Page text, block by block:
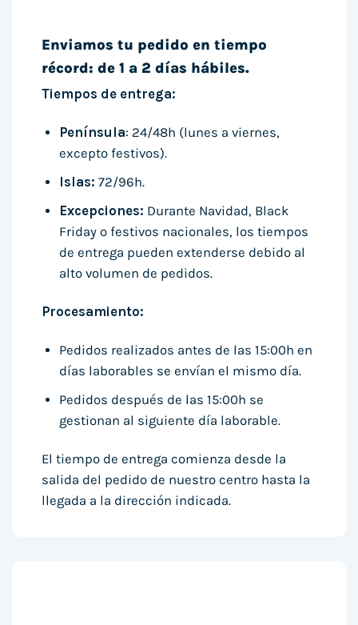
Enviamos tu pedido en tiempo
récord: de 1 a 2 días hábiles.
Tiempos de entrega:
Península: 24/48h (lunes a viernes,
excepto festivos).
Islas: 72/96h.
Excepciones: Durante Navidad, Black
Friday o festivos nacionales, los tiempos
de entrega pueden extenderse debido al
alto volumen de pedidos.
Procesamiento:
Pedidos realizados antes de las 15:00h en
días laborables se envían el mismo día.
Pedidos después de las 15:00h se
gestionan al siguiente día laborable.
El tiempo de entrega comienza desde la
salida del pedido de nuestro centro hasta la
llegada a la dirección indicada.